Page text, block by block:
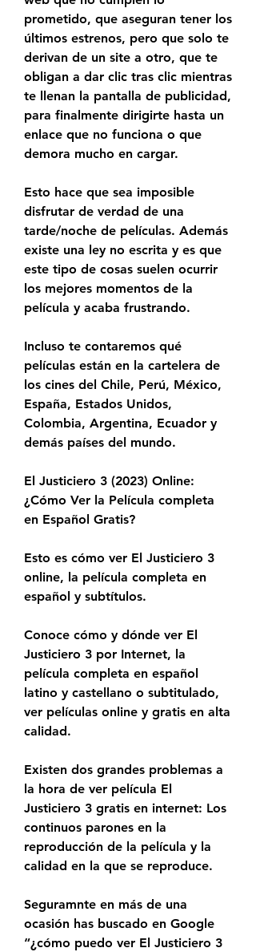
prometido, que aseguran tener los
últimos estrenos, pero que solo te
derivan de un site a otro, que te
obligan a dar clic tras clic mientras
te llenan la pantalla de publicidad,
para finalmente dirigirte hasta un
enlace que no funciona o que
demora mucho en cargar.
Esto hace que sea imposible
disfrutar de verdad de una
tarde/noche de películas. Además
existe una ley no escrita y es que
este tipo de cosas suelen ocurrir
los mejores momentos de la
película y acaba frustrando.
Incluso te contaremos qué
películas están en la cartelera de
los cines del Chile, Perú, México,
España, Estados Unidos,
Colombia, Argentina, Ecuador y
demás países del mundo.
El Justiciero 3 (2023) Online:
¿Cómo Ver la Película completa
en Español Gratis?
Esto es cómo ver El Justiciero 3
online, la película completa en
español y subtítulos.
Conoce cómo y dónde ver El
Justiciero 3 por Internet, la
película completa en español
latino y castellano o subtitulado,
ver películas online y gratis en alta
calidad.
Existen dos grandes problemas a
la hora de ver película El
Justiciero 3 gratis en internet: Los
continuos parones en la
reproducción de la película y la
calidad en la que se reproduce.
Seguramnte en más de una
ocasión has buscado en Google
“¿cómo puedo ver El Justiciero 3